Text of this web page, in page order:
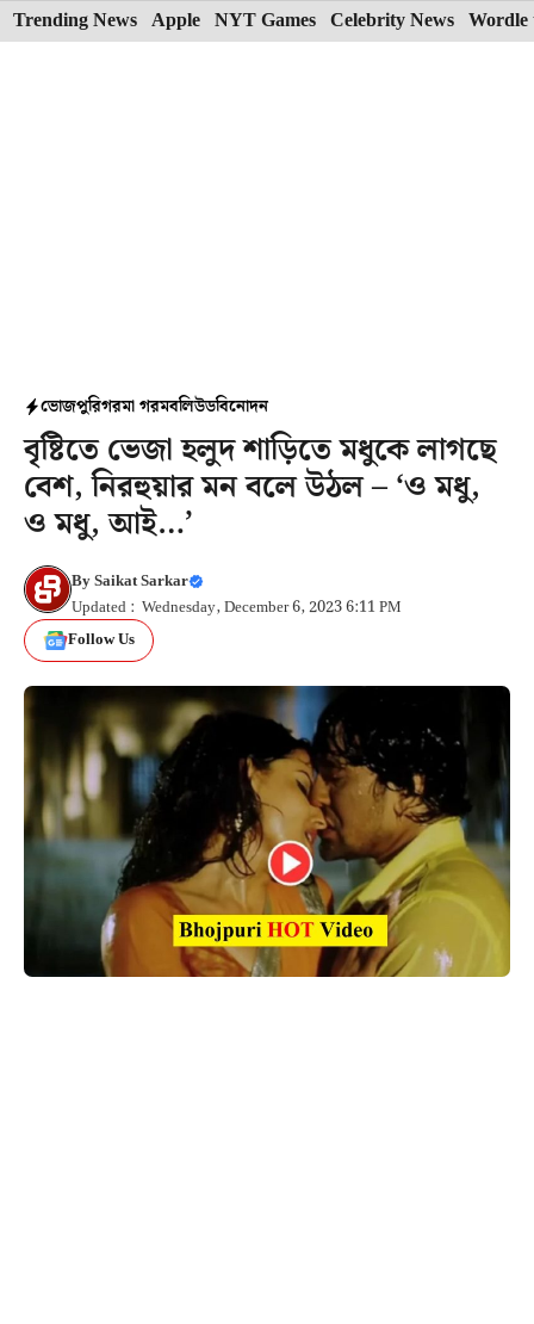
Skip
to
Trending News Apple NYT Games Celebrity News Wordle
ভোজপুরিগরমা গরমবলিউডবিনোদন
বৃষ্টিতে ভেজা হলুদ শাড়িতে মধুকে লাগছে
বেশ, নিরহুয়ার মন বলে উঠল – ‘ও মধু,
ও মধু, আই…’
BySaikat Sarkar
Updated : Wednesday, December 6, 2023 6:11 PM
Follow Us